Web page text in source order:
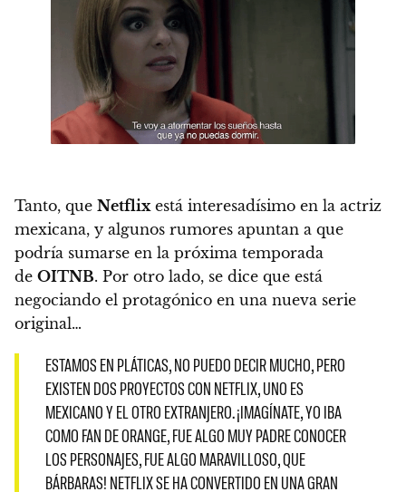
Tanto, que Netflixestá interesadísimo en la actriz
mexicana, y algunos rumores apuntan a que
podría sumarse en la próxima temporada
de OITNB. Por otro lado, se dice que está
negociando el protagónico en una nueva serie
original…
ESTAMOS EN PLÁTICAS, NO PUEDO DECIR MUCHO, PERO
EXISTEN DOS PROYECTOS CON NETFLIX, UNO ES
MEXICANO Y EL OTRO EXTRANJERO. ¡IMAGÍNATE, YO IBA
COMO FAN DE ORANGE, FUE ALGO MUY PADRE CONOCER
LOS PERSONAJES, FUE ALGO MARAVILLOSO, QUE
BÁRBARAS! NETFLIX SE HA CONVERTIDO EN UNA GRAN